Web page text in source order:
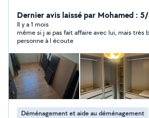
déménagement
Dernier avis laissé par Mohamed :
Il y a 1 mois
même si j ai pas fait affaire avec lui, mais très
personne à l écoute
Déménagement et aide au déménagement